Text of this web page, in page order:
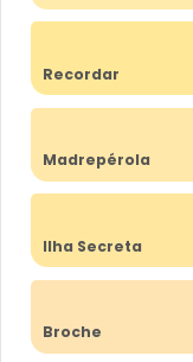
Recordar
Madrepérola
Ilha Secreta
Broche